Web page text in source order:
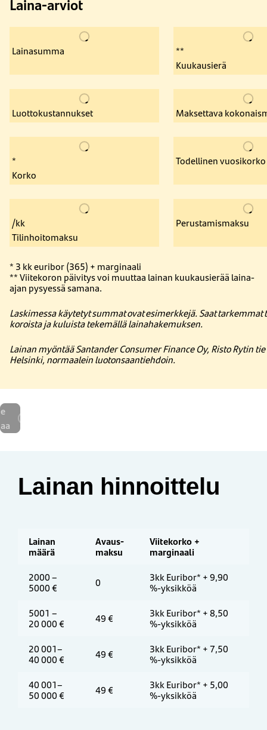
Lainasumma
**
Kuukausierä
Luottokustannukset Maksettava
*
Korko
Todellinen vuosikorko
/kk
Tilinhoitomaksu
Perustamismaksu
* 3 kk euribor (365) + marginaali
**Viitekoron päivitysvoi muuttaa lainan kuukausierää laina-
ajan pysyessäsamana.
Laskimessa käytetyt summat ovat esimerkkejä. Saat tarkemmat
koroista ja kuluista tekemällä lainahakemuksen.
Lainan myöntää Santander Consumer Finance Oy, Risto Rytin
Helsinki, normaalein luotonsaantiehdoin.
Lainan hinnoittelu
Lainan
määrä
Avaus­
maksu
Viitekorko +
marginaali
2000 –
5000 € 0 3kk Euribor* + 9,90
%-yksikköä
5001 –
20 000 € 49 € 3kk Euribor* + 8,50
%-yksikköä
20 001–
40 000 € 49 € 3kk Euribor* + 7,50
%-yksikköä
40 001–
50 000 € 49 € 3kk Euribor* + 5,00
%-yksikköä